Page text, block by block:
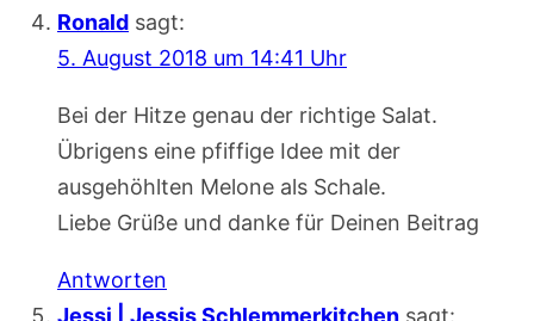
Ronald sagt:
5. August 2018 um 14:41 Uhr
Bei der Hitze genau der richtige Salat.
Übrigens eine pfiffige Idee mit der
ausgehöhlten Melone als Schale.
Liebe Grüße und danke für Deinen Beitrag
Antworten
Jessi | Jessis Schlemmerkitchen sagt: